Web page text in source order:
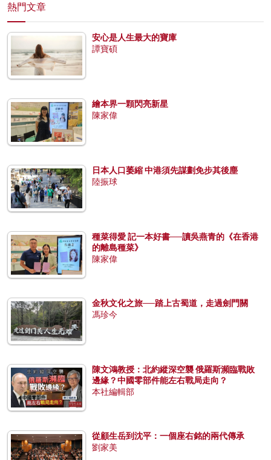
熱門文章
安心是人生最大的寶庫
譚寶碩
繪本界一顆閃亮新星
陳家偉
日本人口萎縮 中港須先謀劃免步其後塵
陸振球
種菜得愛 記一本好書──讀吳燕青的《在香港
的離島種菜》
陳家偉
金秋文化之旅──踏上古蜀道，走過劍門關
馮珍今
陳文鴻教授：北約縱深空襲 俄羅斯瀕臨戰敗
邊緣？中國零部件能左右戰局走向？
本社編輯部
從顧生岳到沈平：一個座右銘的兩代傳承
劉家美